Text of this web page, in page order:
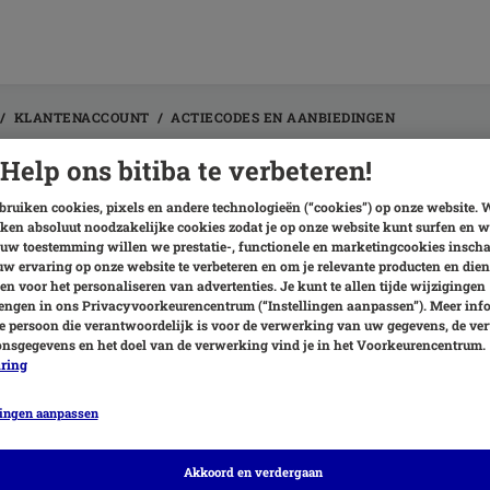
KLANTENACCOUNT ACTIECODES EN AANBIEDINGEN
actiecode werkt niet
de actiecode niet, probeer dan het volgende:
en plak de code om een foutieve invoer te voorkomen
je de code handmatig invoert, controleer of de cijfers en/of letters
alle spaties
geldt er een minimum bestelbedrag om de actiecode in te
Als het totaal van de winkelwagen lager is dan de waarde van de
bestelling kun je één actiecode inwisselen.
vragen kun je contact opnemen met onzeklantenservice.
Help ons bitiba te verbeteren!
cookies, pixels en andere technologieën (“cookies”) op onze website.
absoluut noodzakelijke cookies zodat je op onze website kunt surfen en
toestemming willen we prestatie-, functionele en marketingcookies
ervaring op onze website te verbeteren en om je relevante producten en
voor het personaliseren van advertenties. Je kunt te allen tijde wijzigingen
in ons Privacyvoorkeurencentrum (“Instellingen aanpassen”). Meer
persoon die verantwoordelijk is voor de verwerking van uw gegevens, de
en het doel van de verwerking vind je in het Voorkeurencentrum.
aanpassen
Akkoord en verdergaan